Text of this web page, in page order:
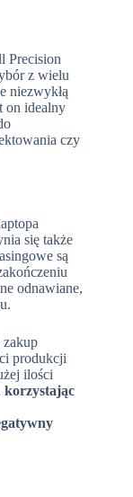
Precision
z wielu
niezwykłą
on idealny
czy
się także
są
odnawiane,
zakup
produkcji
ilości
korzystając